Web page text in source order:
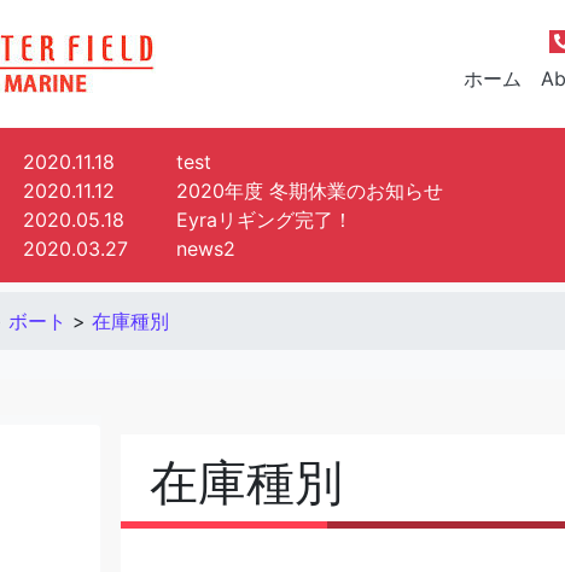
ホーム
2020.11.18
test
2020.11.12
2020年度 冬期休業のお知らせ
2020.05.18
Eyraリギング完了！
2020.03.27
news2
ボート > 在庫種別
在庫種別